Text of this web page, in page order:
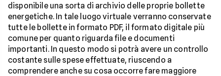
disponibile una sorta di archivio delle proprie bollette
energetiche. In tale luogo virtuale verranno conservate
tutte le bollette in formato PDF, il formato digitale più
comune per quanto riguarda file e documenti
importanti. In questo modo si potrà avere un controllo
costante sulle spese effettuate, riuscendo a
comprendere anche su cosa occorre fare maggiore